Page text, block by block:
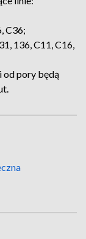
C36;
136, C11, C16,
od pory będą